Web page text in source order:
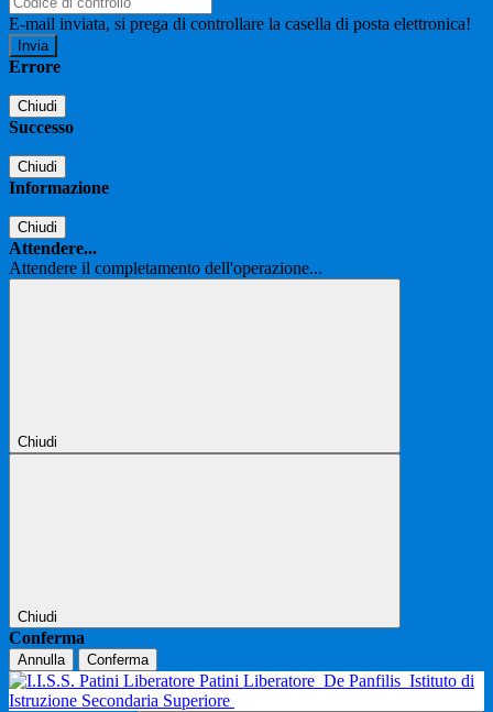
E-mail inviata, si prega di controllare la casella di posta elettronica!
Errore
Chiudi
Successo
Chiudi
Informazione
Chiudi
Attendere...
Attendere il completamento dell'operazione...
Chiudi
Chiudi
Conferma
Annulla Conferma
Patini Liberatore De Panfilis Istituto di
Istruzione Secondaria Superiore